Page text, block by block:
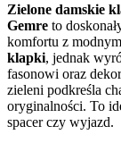
Zielone damskie
Gemre to
komfortu z
klapki, jednak
fasonowi oraz
zieleni podkreśla
oryginalności. To
spacer czy wyjazd.